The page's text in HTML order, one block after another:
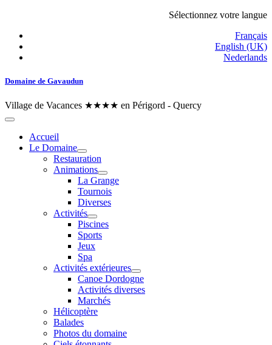
Sélectionnez votre langue
Français
English (UK)
Nederlands
Domaine de Gavaudun
Village de Vacances ★★★★ en Périgord - Quercy
Accueil
Le Domaine
Restauration
Animations
La Grange
Tournois
Diverses
Activités
Piscines
Sports
Jeux
Spa
Activités extérieures
Canoe Dordogne
Activités diverses
Marchés
Hélicoptère
Balades
Photos du domaine